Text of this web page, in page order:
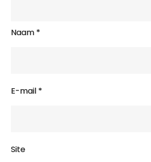
Naam *
E-mail *
Site